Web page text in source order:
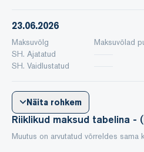
23.06.2026
Maksuvõlg
Maksuvõlad
SH. Ajatatud
SH. Vaidlustatud
Näita rohkem
Riiklikud maksud tabelina -
Muutus on arvutatud võrreldes sama